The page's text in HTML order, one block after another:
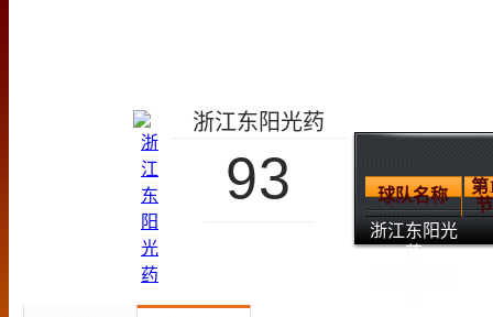
浙江东阳光药
93 球队名称
第
节
浙江东阳光
药